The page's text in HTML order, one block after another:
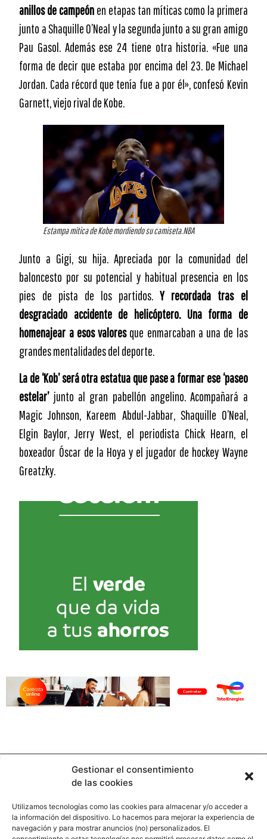
Gestionar el consentimiento
de las cookies
Utilizamos tecnologías como las cookies para almacenar y/o acceder a
la información del dispositivo. Lo hacemos para mejorar la experiencia de
navegación y para mostrar anuncios (no) personalizados. El
anillos de campeón en etapas tan míticas como la primera
junto a Shaquille O’Neal y la segunda junto a su gran amigo
Pau Gasol. Además ese 24 tiene otra historia. «Fue una
forma de decir que estaba por encima del 23. De Michael
Jordan. Cada récord que tenía fue a por él», confesó Kevin
Garnett, viejo rival de Kobe.
Estampa mítica de Kobe mordiendo su camiseta.NBA
Junto a Gigi, su hija. Apreciada por la comunidad del
baloncesto por su potencial y habitual presencia en los
pies de pista de los partidos.Y recordada tras el
desgraciado accidente de helicóptero. Una forma de
homenajear a esos valoresque enmarcaban a una de las
grandes mentalidades del deporte.
La de ‘Kob’ será otra estatua que pase a formar ese ‘paseo
estelar’junto al gran pabellón angelino. Acompañará a
Magic Johnson, Kareem Abdul-Jabbar, Shaquille O’Neal,
Elgin Baylor, Jerry West, el periodista Chick Hearn, el
boxeador Óscar de la Hoya y el jugador de hockey Wayne
Greatzky.
Contacto